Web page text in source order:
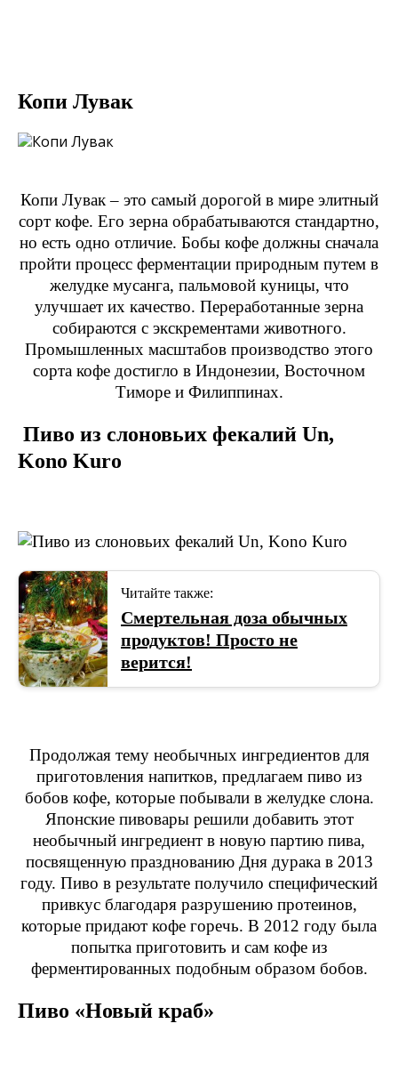
Копи Лувак
Копи Лувак – это самый дорогой в мире элитный
сорт кофе. Его зерна обрабатываются стандартно,
но есть одно отличие. Бобы кофе должны сначала
пройти процесс ферментации природным путем в
желудке мусанга, пальмовой куницы, что
улучшает их качество. Переработанные зерна
собираются с экскрементами животного.
Промышленных масштабов производство этого
сорта кофе достигло в Индонезии, Восточном
Тиморе и Филиппинах.
Пиво из слоновьих фекалий Un,
Kono Kuro
Читайте также:
Смертельная доза обычных
продуктов! Просто не
верится!
Продолжая тему необычных ингредиентов для
приготовления напитков, предлагаем пиво из
бобов кофе, которые побывали в желудке слона.
Японские пивовары решили добавить этот
необычный ингредиент в новую партию пива,
посвященную празднованию Дня дурака в 2013
году. Пиво в результате получило специфический
привкус благодаря разрушению протеинов,
которые придают кофе горечь. В 2012 году была
попытка приготовить и сам кофе из
ферментированных подобным образом бобов.
Пиво «Новый краб»